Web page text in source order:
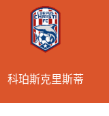
科珀斯克里斯蒂